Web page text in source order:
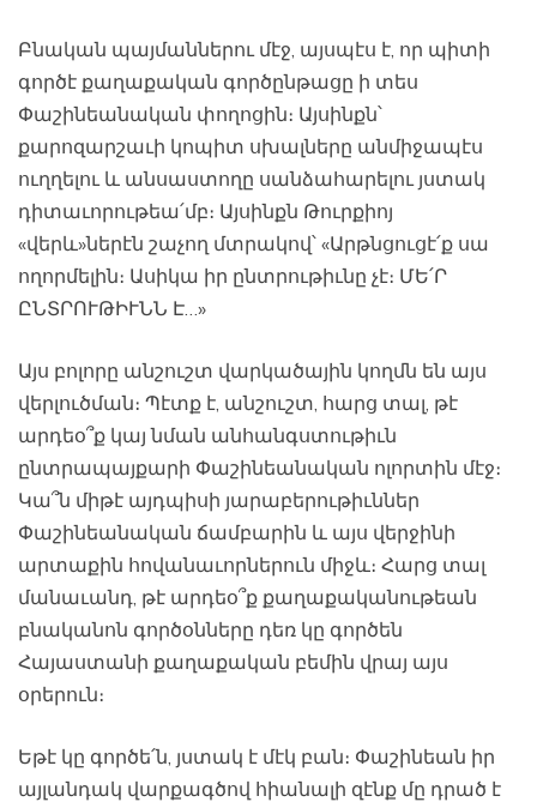
Բնական պայմաններու մէջ, այսպէս է, որ պիտի
գործէ քաղաքական գործընթացը ի տես
Փաշինեանական փողոցին։ Այսինքն՝
քարոզարշաւի կոպիտ սխալները անմիջապէս
ուղղելու և անսաստողը սանձահարելու յստակ
դիտաւորութեա՛մբ։ Այսինքն Թուրքիոյ
«վերև»ներէն շաչող մտրակով՝ «Արթնցուցէ՛ք սա
ողորմելին։ Ասիկա իր ընտրութիւնը չէ։ ՄԵ՛Ր
ԸՆՏՐՈՒԹԻՒՆՆ Է…»
Այս բոլորը անշուշտ վարկածային կողմն են այս
վերլուծման։ Պէտք է, անշուշտ, հարց տալ, թէ
արդեօ՞ք կայ նման անհանգստութիւն
ընտրապայքարի Փաշինեանական ոլորտին մէջ։
Կա՞ն միթէ այդպիսի յարաբերութիւններ
Փաշինեանական ճամբարին և այս վերջինի
արտաքին հովանաւորներուն միջև։ Հարց տալ
մանաւանդ, թէ արդեօ՞ք քաղաքականութեան
բնականոն գործօնները դեռ կը գործեն
Հայաստանի քաղաքական բեմին վրայ այս
օրերուն։
Եթէ կը գործե՛ն, յստակ է մէկ բան։ Փաշինեան իր
այլանդակ վարքագծով հիանալի զէնք մը դրած է